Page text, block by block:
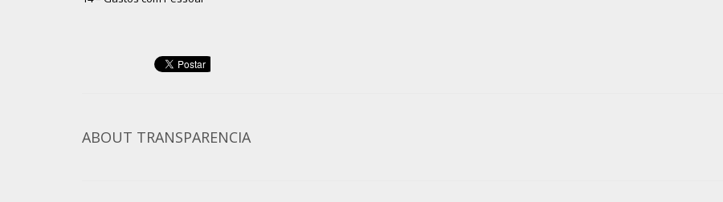
ABOUT TRANSPARENCIA